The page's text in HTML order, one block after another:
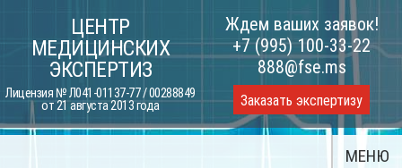
content
ЦЕНТР
МЕДИЦИНСКИХ
ЭКСПЕРТИЗ
Лицензия № Л041-01137-77 / 00288849
от 21 августа 2013 года
Ждем ваших заявок!
+7 (995) 100-33-22
888@fse.ms
Заказать экспертизу
МЕНЮ